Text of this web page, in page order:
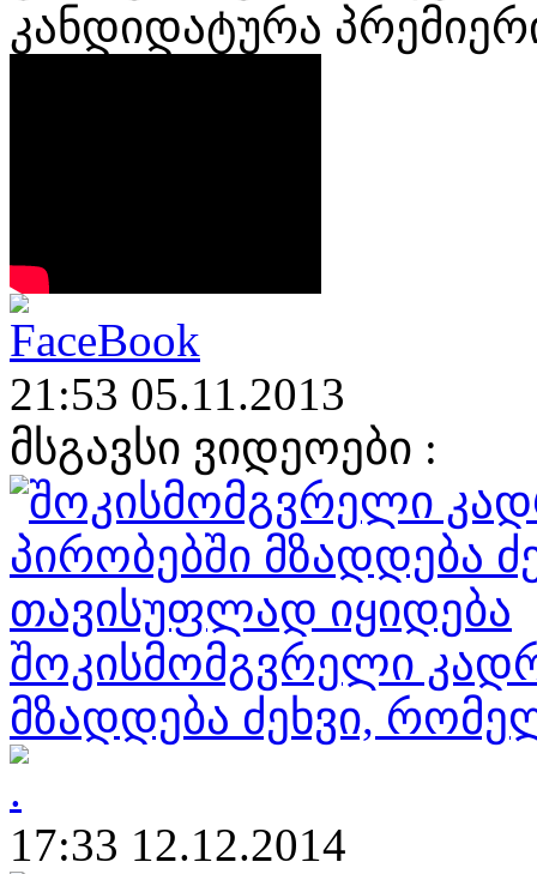
კანდიდატურა
21:53 05.11.2013
მსგავსი ვიდეოები :
შოკისმომგვრელი
მზადდება ძეხვი,
17:33 12.12.2014